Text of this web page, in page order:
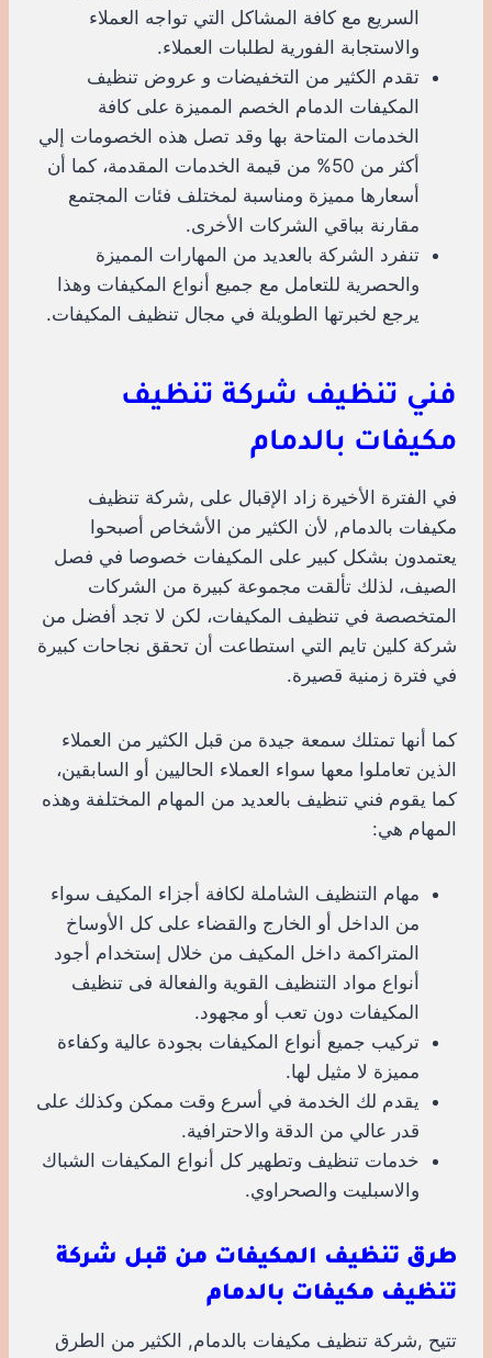
السريع مع كافة المشاكل التي تواجه العملاء
والاستجابة الفورية لطلبات العملاء.
تقدم الكثير من التخفيضات و عروض تنظيف
المكيفات الدمام الخصم المميزة على كافة
الخدمات المتاحة بها وقد تصل هذه الخصومات إلي
أكثر من 50% من قيمة الخدمات المقدمة، كما أن
أسعارها مميزة ومناسبة لمختلف فئات المجتمع
مقارنة بباقي الشركات الأخرى.
تنفرد الشركة بالعديد من المهارات المميزة
والحصرية للتعامل مع جميع أنواع المكيفات وهذا
يرجع لخبرتها الطويلة في مجال تنظيف المكيفات.
فني تنظيف شركة تنظيف
مكيفات بالدمام
في الفترة الأخيرة زاد الإقبال على ,شركة تنظيف
مكيفات بالدمام, لأن الكثير من الأشخاص أصبحوا
يعتمدون بشكل كبير على المكيفات خصوصا في فصل
الصيف، لذلك تألقت مجموعة كبيرة من الشركات
المتخصصة في تنظيف المكيفات، لكن لا تجد أفضل من
شركة كلين تايم التي استطاعت أن تحقق نجاحات كبيرة
في فترة زمنية قصيرة.
كما أنها تمتلك سمعة جيدة من قبل الكثير من العملاء
الذين تعاملوا معها سواء العملاء الحاليين أو السابقين،
كما يقوم فني تنظيف بالعديد من المهام المختلفة وهذه
المهام هي:
مهام التنظيف الشاملة لكافة أجزاء المكيف سواء
من الداخل أو الخارج والقضاء على كل الأوساخ
المتراكمة داخل المكيف من خلال إستخدام أجود
أنواع مواد التنظيف القوية والفعالة فى تنظيف
المكيفات دون تعب أو مجهود.
تركيب جميع أنواع المكيفات بجودة عالية وكفاءة
مميزة لا مثيل لها.
يقدم لك الخدمة في أسرع وقت ممكن وكذلك على
قدر عالي من الدقة والاحترافية.
خدمات تنظيف وتطهير كل أنواع المكيفات الشباك
والاسبليت والصحراوي.
طرق تنظيف المكيفات من قبل شركة
تنظيف مكيفات بالدمام
تتيح ,شركة تنظيف مكيفات بالدمام, الكثير من الطرق